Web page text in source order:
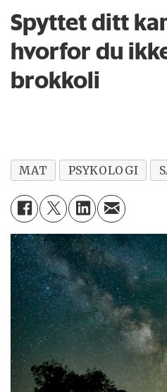
Spyttet ditt
hvorfor du
brokkoli
MAT PSYKOLOGI